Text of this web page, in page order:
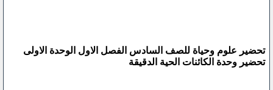
تحضير علوم وحياة للصف السادس الفصل الاول الوحدة الاولى
تحضير وحدة الكائنات الحية الدقيقة